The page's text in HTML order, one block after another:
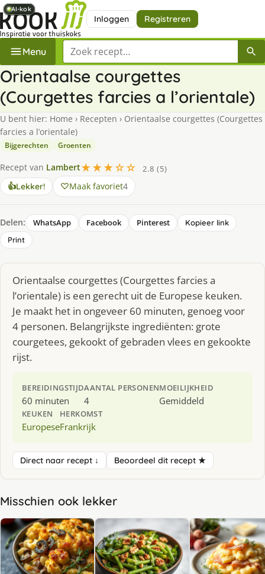
Inloggen Registreren
Menu Zoek een recept
Orientaalse courgettes
(Courgettes farcies a l’orientale)
U bent hier: Home › Recepten › Orientaalse courgettes (Courgettes
farcies a l’orientale)
Bijgerechten Groenten
Recept van Lambert★★★☆☆
2.8 (5)
👍Lekker! Maak favoriet4
Delen: WhatsApp Facebook Pinterest
Kopieer link
Print
Orientaalse courgettes (Courgettes farcies a
l’orientale) is een gerecht uit de Europese keuken.
Je maakt het in ongeveer 60 minuten, genoeg voor
4 personen. Belangrijkste ingrediënten: grote
courgetees, gekookt of gebraden vlees en gekookte
rijst.
BEREIDINGSTIJD
60 minuten
AANTAL PERSONEN
4
MOEILIJKHEID
Gemiddeld
KEUKEN
Europese
HERKOMST
Frankrijk
Direct naar recept ↓ Beoordeel dit recept ★
Misschien ook lekker
AI-kok
AI-kok
AI-kok
AI-kok
AI-kok
AI-kok
AI-kok
AI-kok